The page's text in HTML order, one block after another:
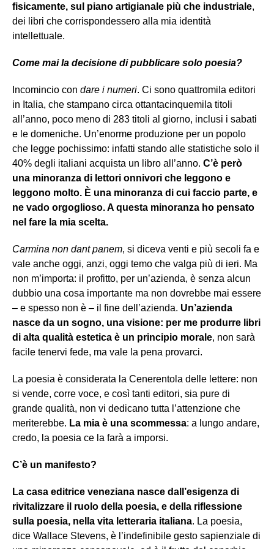
fisicamente, sul piano artigianale più che industriale,
dei libri che corrispondessero alla mia identità
intellettuale.
Come mai la decisione di pubblicare solo poesia?
Incomincio con dare i numeri. Ci sono quattromila editori
in Italia, che stampano circa ottantacinquemila titoli
all’anno, poco meno di 283 titoli al giorno, inclusi i sabati
e le domeniche. Un’enorme produzione per un popolo
che legge pochissimo: infatti stando alle statistiche solo il
40% degli italiani acquista un libro all’anno. C’è però
una minoranza di lettori onnivori che leggono e
leggono molto. È una minoranza di cui faccio parte, e
ne vado orgoglioso. A questa minoranza ho pensato
nel fare la mia scelta.
Carmina non dant panem, si diceva venti e più secoli fa e
vale anche oggi, anzi, oggi temo che valga più di ieri. Ma
non m’importa: il profitto, per un’azienda, è senza alcun
dubbio una cosa importante ma non dovrebbe mai essere
– e spesso non è – il fine dell’azienda. Un’azienda
nasce da un sogno, una visione: per me produrre libri
di alta qualità estetica è un principio morale, non sarà
facile tenervi fede, ma vale la pena provarci.
La poesia è considerata la Cenerentola delle lettere: non
si vende, corre voce, e così tanti editori, sia pure di
grande qualità, non vi dedicano tutta l’attenzione che
meriterebbe. La mia è una scommessa: a lungo andare,
credo, la poesia ce la farà a imporsi.
C’è un manifesto?
La casa editrice veneziana nasce dall’esigenza di
rivitalizzare il ruolo della poesia, e della riflessione
sulla poesia, nella vita letteraria italiana. La poesia,
dice Wallace Stevens, è l’indefinibile gesto sapienziale di